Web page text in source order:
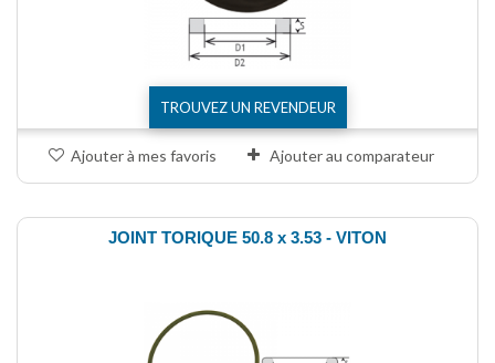
TROUVEZ UN REVENDEUR
Ajouter à mes favoris Ajouter au comparateur
JOINT TORIQUE 50.8 x 3.53 - VITON